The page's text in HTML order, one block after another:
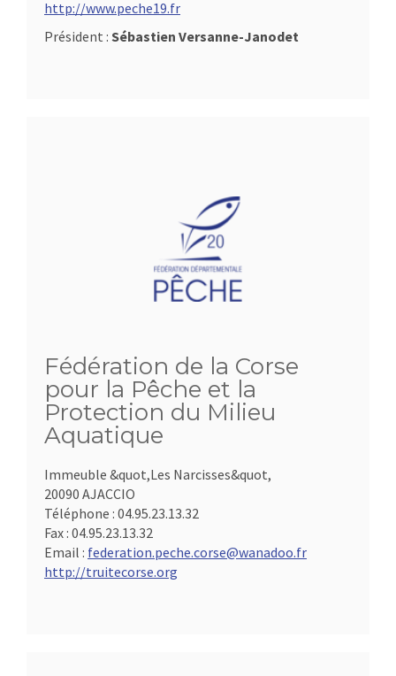
http://www.peche19.fr
Président : Sébastien Versanne-Janodet
Fédération de la Corse
pour la Pêche et la
Protection du Milieu
Aquatique
Immeuble &quot,Les Narcisses&quot,
20090 AJACCIO
Téléphone : 04.95.23.13.32
Fax : 04.95.23.13.32
Email : federation.peche.corse@wanadoo.fr
http://truitecorse.org